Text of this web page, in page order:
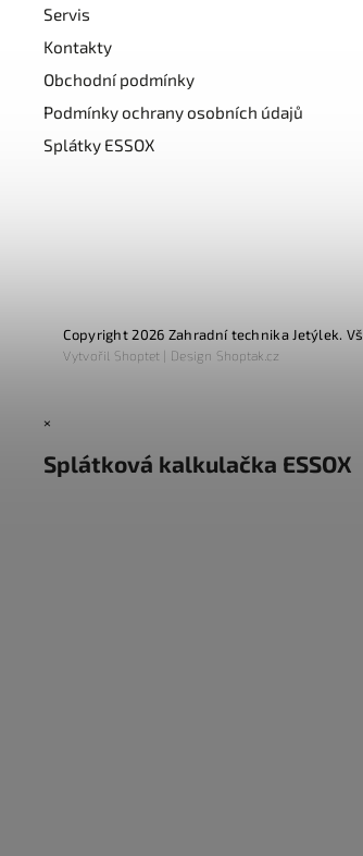
Servis
Kontakty
Obchodní podmínky
Podmínky ochrany osobních údajů
Splátky ESSOX
Copyright 2026 Zahradní technika Jetýlek.
VytvořilShoptet | DesignShoptak.cz
×
Splátková kalkulačka ESSOX